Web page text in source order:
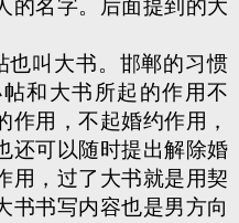
的名字。后面提到的大
也叫大书。邯郸的习惯
和大书所起的作用不
作用，不起婚约作用，
还可以随时提出解除婚
用，过了大书就是用契
书书写内容也是男方向